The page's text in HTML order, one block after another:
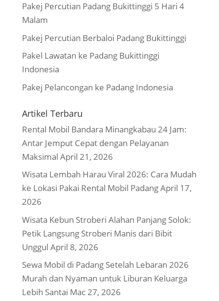
Pakej Percutian Padang Bukittinggi 5 Hari 4
Malam
Pakej Percutian Berbaloi Padang Bukittinggi
Pakel Lawatan ke Padang Bukittinggi
Indonesia
Pakej Pelancongan ke Padang Indonesia
Artikel Terbaru
Rental Mobil Bandara Minangkabau 24 Jam:
Antar Jemput Cepat dengan Pelayanan
Maksimal April 21, 2026
Wisata Lembah Harau Viral 2026: Cara Mudah
ke Lokasi Pakai Rental Mobil PadangApril 17,
2026
Wisata Kebun Stroberi Alahan Panjang Solok:
Petik Langsung Stroberi Manis dari Bibit
Unggul April 8, 2026
Sewa Mobil di Padang Setelah Lebaran 2026
Murah dan Nyaman untuk Liburan Keluarga
Lebih Santai Mac 27, 2026